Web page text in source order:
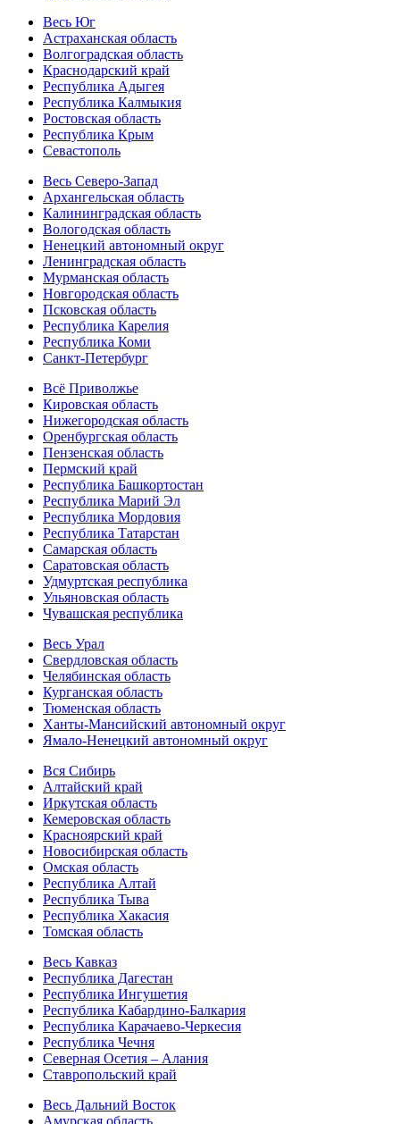
Весь Юг
Астраханская область
Волгоградская область
Краснодарский край
Республика Адыгея
Республика Калмыкия
Ростовская область
Республика Крым
Севастополь
Весь Северо-Запад
Архангельская область
Калининградская область
Вологодская область
Ненецкий автономный округ
Ленинградская область
Мурманская область
Новгородская область
Псковская область
Республика Карелия
Республика Коми
Санкт-Петербург
Всё Приволжье
Кировская область
Нижегородская область
Оренбургская область
Пензенская область
Пермский край
Республика Башкортостан
Республика Марий Эл
Республика Мордовия
Республика Татарстан
Самарская область
Саратовская область
Удмуртская республика
Ульяновская область
Чувашская республика
Весь Урал
Свердловская область
Челябинская область
Курганская область
Тюменская область
Ханты-Мансийский автономный округ
Ямало-Ненецкий автономный округ
Вся Сибирь
Алтайский край
Иркутская область
Кемеровская область
Красноярский край
Новосибирская область
Омская область
Республика Алтай
Республика Тыва
Республика Хакасия
Томская область
Весь Кавказ
Республика Дагестан
Республика Ингушетия
Республика Кабардино-Балкария
Республика Карачаево-Черкесия
Республика Чечня
Северная Осетия – Алания
Ставропольский край
Весь Дальний Восток
Амурская область